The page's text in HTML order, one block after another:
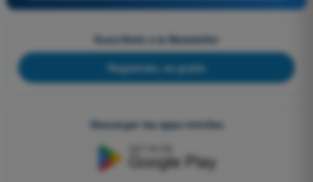
Suscríbete a la Newsletter
Regístrate, es gratis
Descargar las apps móviles